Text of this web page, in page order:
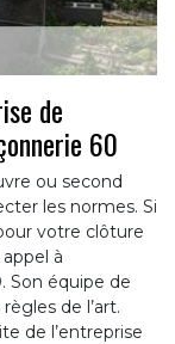
de
60
ou second
les normes. Si
votre clôture
à
Son équipe de
de l’art.
de l’entreprise